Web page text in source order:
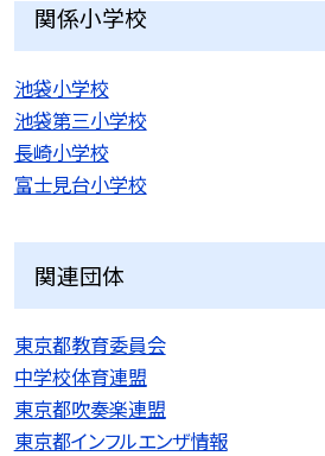
関係小学校
池袋小学校
池袋第三小学校
長崎小学校
富士見台小学校
関連団体
東京都教育委員会
中学校体育連盟
東京都吹奏楽連盟
東京都インフルエンザ情報